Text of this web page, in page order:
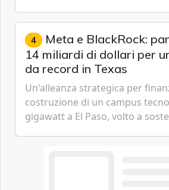
4 Meta e BlackRock:
14 miliardi di dollari per
da record in Texas
Un'alleanza strategica per
costruzione di un campus
gigawatt a El Paso, volto a